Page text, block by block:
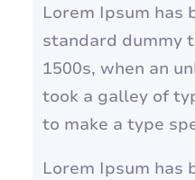
s
a
r
Lorem Ipsum has
standard dummy
1500s, when an
took a galley of
to make a type
Lorem Ipsum has